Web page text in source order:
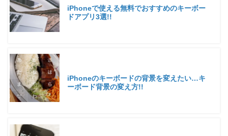
iPhoneで使える無料でおすすめのキーボー
ドアプリ3選!!
iPhoneのキーボードの背景を変えたい…キ
ーボード背景の変え方!!